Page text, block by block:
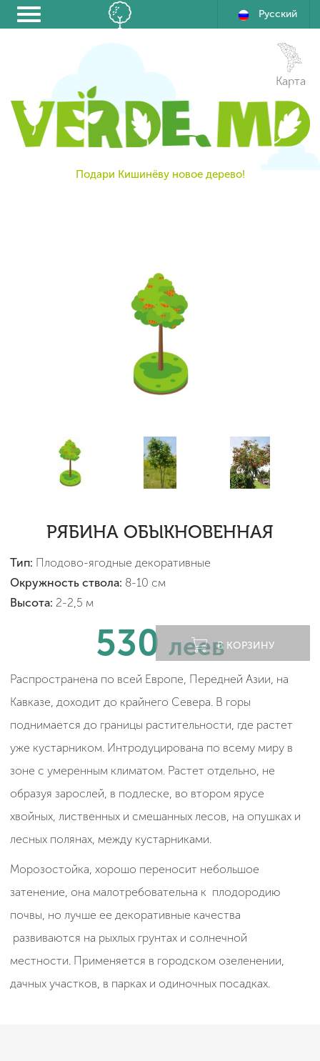
Русский
Подари Кишинёву новое дерево!
Карта
РЯБИНА ОБЫКНОВЕННАЯ
Тип: Плодово-ягодные декоративные
Окружность ствола: 8-10 см
Высота: 2-2,5 м
530 леевВ КОРЗИНУ
Распространена по всей Европе, Передней Азии, на
Кавказе, доходит до крайнего Севера. В горы
поднимается до границы растительности, где растет
уже кустарником. Интродуцирована по всему миру в
зоне с умеренным климатом. Растет отдельно, не
образуя зарослей, в подлеске, во втором ярусе
хвойных, лиственных и смешанных лесов, на опушках и
лесных полянах, между кустарниками.
Морозостойка, хорошо переносит небольшое
затенение, она малотребовательна к плодородию
почвы, но лучше ее декоративные качества
развиваются на рыхлых грунтах и солнечной
местности. Применяется в городском озеленении,
дачных участков, в парках и одиночных посадках.